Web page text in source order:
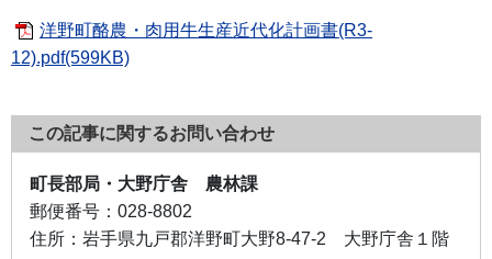
洋野町酪農・肉用牛生産近代化計画書(R3-
12).pdf(599KB)
この記事に関するお問い合わせ
町長部局・大野庁舎 農林課
郵便番号： 028-8802
住所： 岩手県九戸郡洋野町大野8-47-2 大野庁舎１階